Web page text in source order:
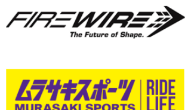
ゴン
wanda
予報士 hiro.